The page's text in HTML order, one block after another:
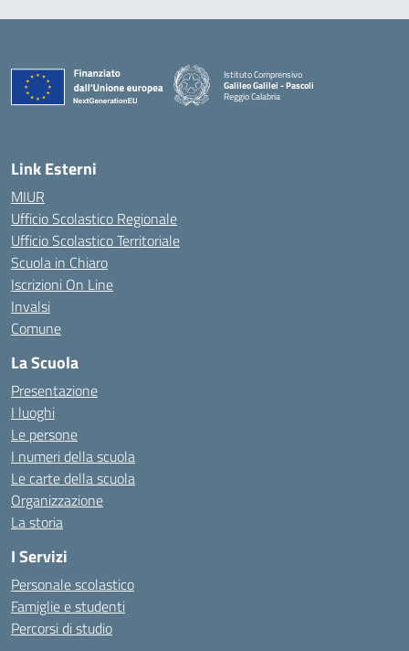
Istituto Comprensivo
Galileo Galilei - Pascoli
Reggio Calabria
Link Esterni
MIUR
Ufficio Scolastico Regionale
Ufficio Scolastico Territoriale
Scuola in Chiaro
Iscrizioni On Line
Invalsi
Comune
La Scuola
Presentazione
I luoghi
Le persone
I numeri della scuola
Le carte della scuola
Organizzazione
La storia
I Servizi
Personale scolastico
Famiglie e studenti
Percorsi di studio